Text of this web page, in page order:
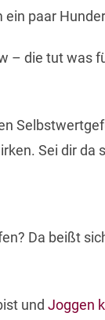
ein paar
– die tut was
Sei dir da
Da beißt
und Joggen